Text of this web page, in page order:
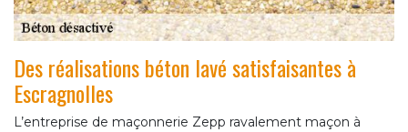
Des réalisations béton lavé satisfaisantes à
Escragnolles
L’entreprise de maçonnerie Zepp ravalement maçon à